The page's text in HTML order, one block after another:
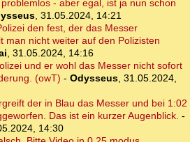
- aber egal, ist ja nun schon
, 31.05.2024, 14:21
den fest, der das Messer
man nicht weiter auf den Polizisten
, 31.05.2024, 14:16
und er wohl das Messer nicht sofort
(owT) - Odysseus, 31.05.2024,
der in Blau das Messer und bei 1:02
Das ist ein kurzer Augenblick. -
14:30